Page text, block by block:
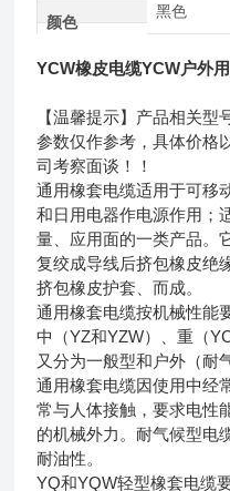
颜色
黑色
YCW橡皮电缆YCW户外
【温馨提示】产品相关
参数仅作参考，具体价格
司考察面谈！！
通用橡套电缆适用于可移
和日用电器作电源作用；
量、应用面的一类产品。
复绞成导线后挤包橡皮绝
挤包橡皮护套、而成。
通用橡套电缆按机械性能
中（YZ和YZW）、重（
又分为一般型和户外（耐
通用橡套电缆因使用中经
常与人体接触，要求电性
的机械外力。耐气候型电
耐油性。
YQ和YQW轻型橡套电缆